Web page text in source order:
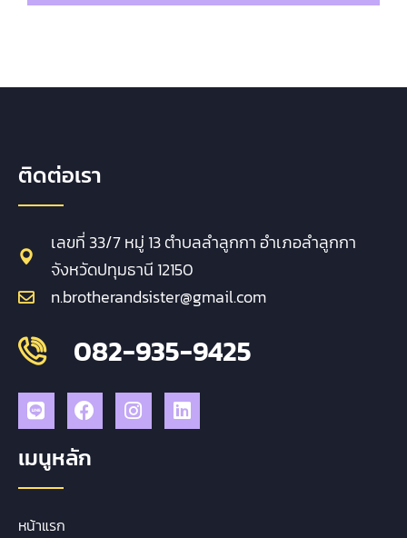
ติดต่อเรา
เลขที่ 33/7 หมู่ 13 ตำบลลำลูกกา อำเภอลำลูกกา
จังหวัดปทุมธานี 12150
n.brotherandsister@gmail.com
082-935-9425
เมนูหลัก
หน้าแรก